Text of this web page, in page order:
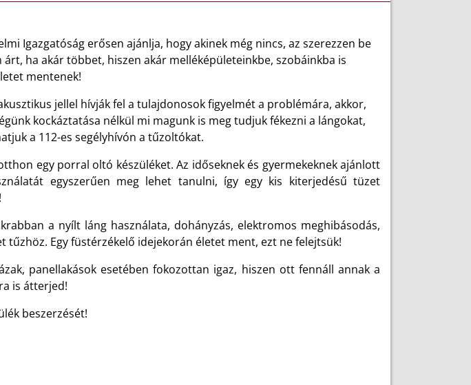
Igazgatóság erősen ajánlja, hogy akinek még nincs, az szerezzen be
ha akár többet, hiszen akár melléképületeinkbe, szobáinkba is
mentenek!
jellel hívják fel a tulajdonosok figyelmét a problémára, akkor,
kockáztatása nélkül mi magunk is meg tudjuk fékezni a lángokat,
a 112-es segélyhívón a tűzoltókat.
egy porral oltó készüléket. Az időseknek és gyermekeknek ajánlott
egyszerűen meg lehet tanulni, így egy kis kiterjedésű tüzet
a nyílt láng használata, dohányzás, elektromos meghibásodás,
tűzhöz. Egy füstérzékelő idejekorán életet ment, ezt ne felejtsük!
panellakások esetében fokozottan igaz, hiszen ott fennáll annak a
is átterjed!
beszerzését!